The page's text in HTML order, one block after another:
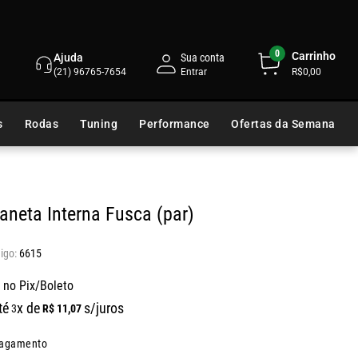
Ajuda
(21) 96765-7654
Sua conta 0 Carrinho
R$0,00
Rodas Tuning Performance Ofertas da Semana
Interna Fusca (par)
6615
Pix/Boleto
3x de R$ 11,07 s/juros